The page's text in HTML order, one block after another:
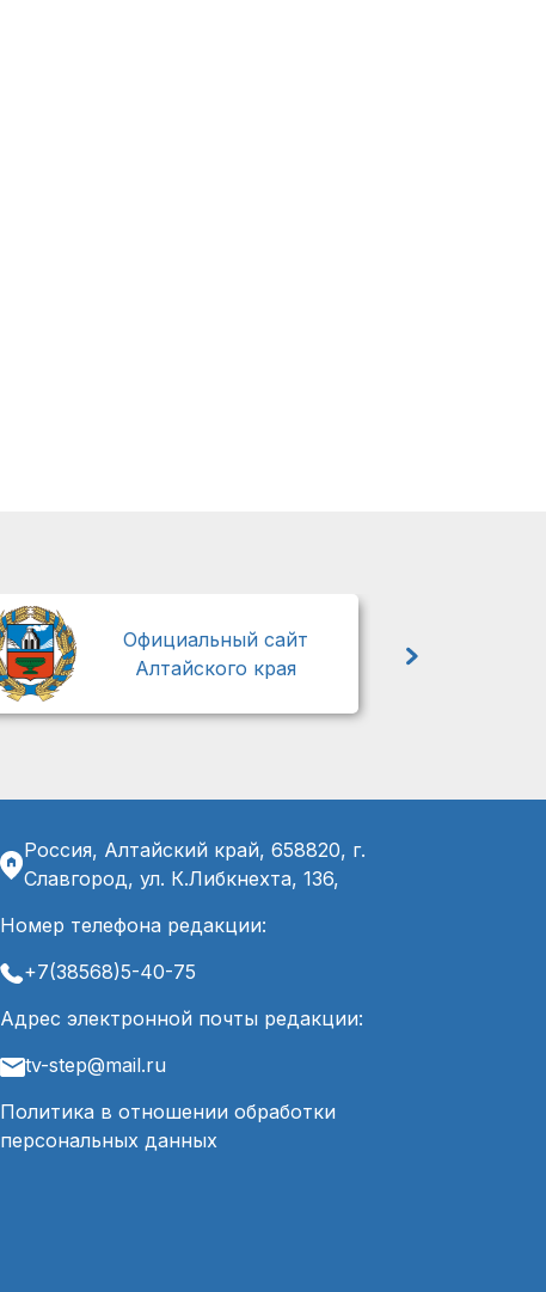
Официальный сайт
Алтайского края
Россия, Алтайский край, 658820, г.
Славгород, ул. К.Либкнехта, 136,
Номер телефона редакции:
+7(38568)5-40-75
Адрес электронной почты редакции:
tv-step@mail.ru
Политика в отношении обработки
персональных данных